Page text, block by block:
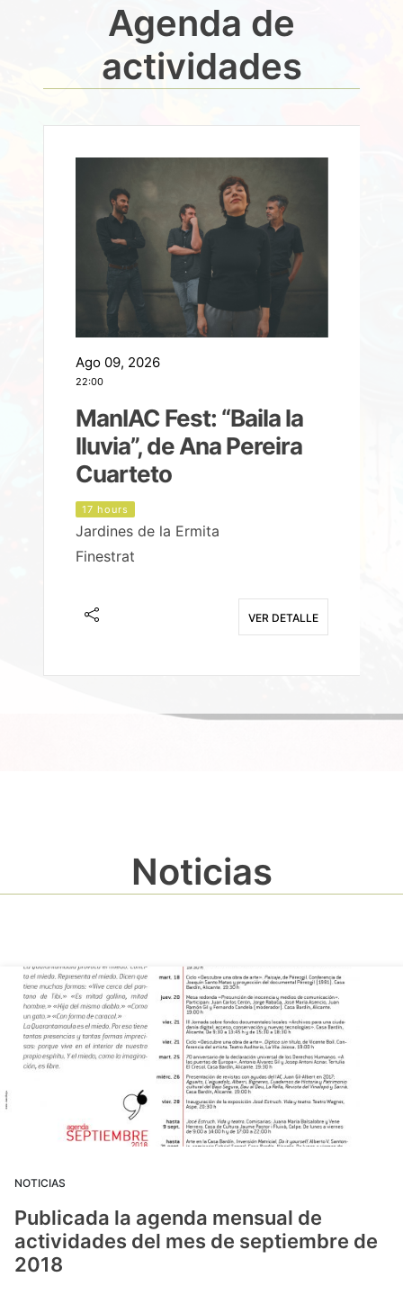
Agenda de
actividades
Ago 09, 2026
22:00
ManIAC Fest: “Baila la
lluvia”, de Ana Pereira
Cuarteto
17 hours
Jardines de la Ermita
Finestrat
VER DETALLE
Noticias
NOTICIAS
Publicada la agenda mensual de
actividades del mes de septiembre de
2018